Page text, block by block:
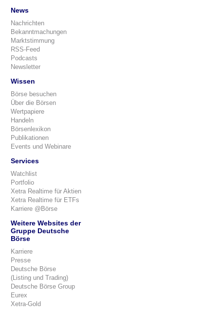
News
Nachrichten
Bekanntmachungen
Marktstimmung
RSS-Feed
Podcasts
Newsletter
Wissen
Börse besuchen
Über die Börsen
Wertpapiere
Handeln
Börsenlexikon
Publikationen
Events und Webinare
Services
Watchlist
Portfolio
Xetra Realtime für Aktien
Xetra Realtime für ETFs
Karriere @Börse
Weitere Websites der
Gruppe Deutsche
Börse
Karriere
Presse
Deutsche Börse
(Listing und Trading)
Deutsche Börse Group
Eurex
Xetra-Gold